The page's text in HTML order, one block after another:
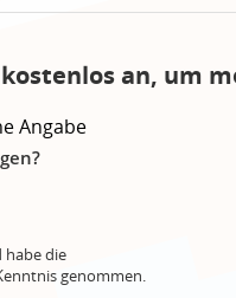
an, um
Angabe
habe die
genommen.